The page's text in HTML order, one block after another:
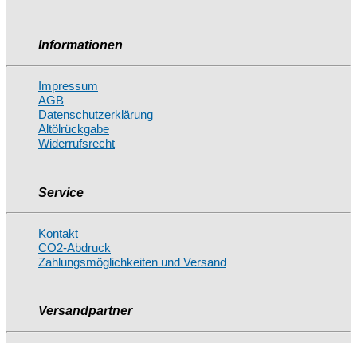
Informationen
Impressum
AGB
Datenschutzerklärung
Altölrückgabe
Widerrufsrecht
Service
Kontakt
CO2-Abdruck
Zahlungsmöglichkeiten und Versand
Versandpartner